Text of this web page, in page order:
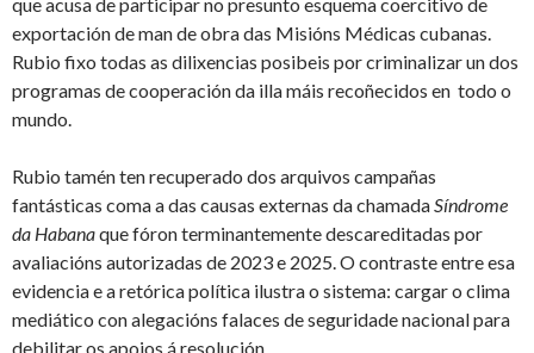
exportación de man de obra das Misións Médicas cubanas.
Rubio fixo todas as dilixencias posibeis por criminalizar un dos
programas de cooperación da illa máis recoñecidos en todo o
mundo.
Rubio tamén ten recuperado dos arquivos campañas
fantásticas coma a das causas externas da chamadaSíndrome
da Habanaque fóron terminantemente descareditadas por
avaliacións autorizadas de 2023 e 2025. O contraste entre esa
evidencia e a retórica política ilustra o sistema: cargar o clima
mediático con alegacións falaces de seguridade nacional para
debilitar os apoios á resolución.